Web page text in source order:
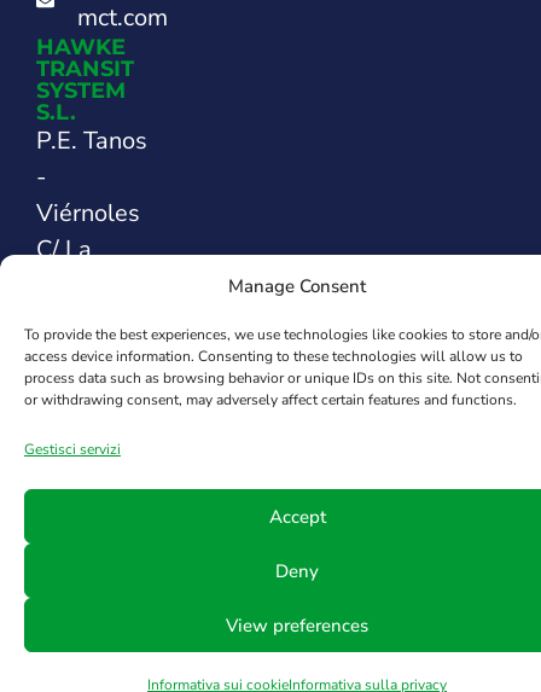
Manage Consent
To provide the best experiences, we use technologies like cookies to store and/
access device information. Consenting to these technologies will allow us to
process data such as browsing behavior or unique IDs on this site. Not
or withdrawing consent, may adversely affect certain features and functions.
Gestisci servizi
Accept
Deny
View preferences
Informativa sui cookieInformativa sulla privacy
mct.com
HAWKE
TRANSIT
SYSTEM
S.L.
P.E. Tanos
-
Viérnoles
C/ La
39300
Santander
Safety Sealing